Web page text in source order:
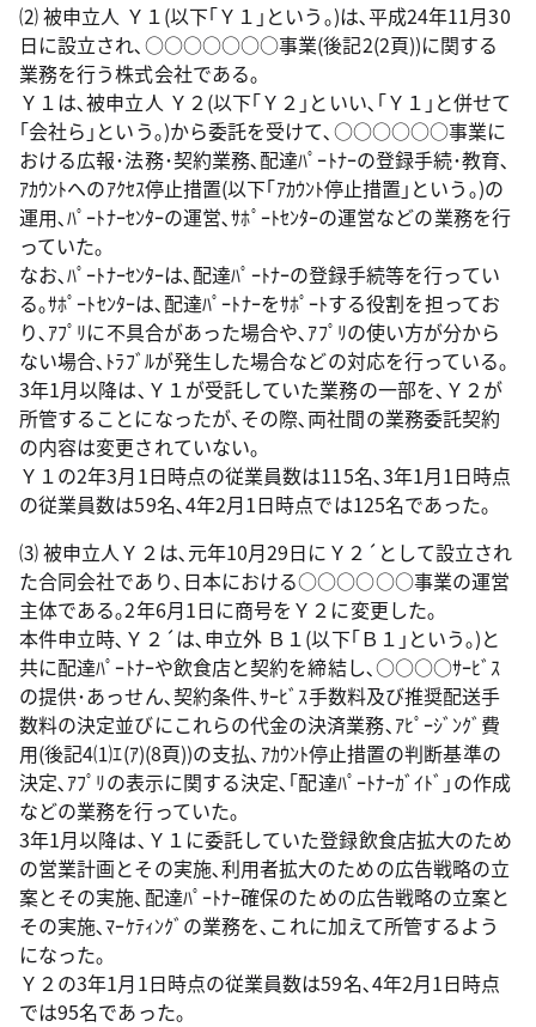
⑵ 被申立人 Ｙ１(以下｢Ｙ１｣という｡)は､平成24年11月30
日に設立され､○○○○○○○事業(後記2(2頁))に関する
業務を行う株式会社である｡
Ｙ１は､被申立人 Ｙ２(以下｢Ｙ２｣といい､｢Ｙ１｣と併せて
｢会社ら｣という｡)から委託を受けて､○○○○○○事業に
おける広報･法務･契約業務､配達ﾊﾟｰﾄﾅｰの登録手続･教育､
ｱｶｳﾝﾄへのｱｸｾｽ停止措置(以下｢ｱｶｳﾝﾄ停止措置｣という｡)の
運用､ﾊﾟｰﾄﾅｰｾﾝﾀｰの運営､ｻﾎﾟｰﾄｾﾝﾀｰの運営などの業務を行
っていた｡
なお､ﾊﾟｰﾄﾅｰｾﾝﾀｰは､配達ﾊﾟｰﾄﾅｰの登録手続等を行ってい
る｡ｻﾎﾟｰﾄｾﾝﾀｰは､配達ﾊﾟｰﾄﾅｰをｻﾎﾟｰﾄする役割を担ってお
り､ｱﾌﾟﾘに不具合があった場合や､ｱﾌﾟﾘの使い方が分から
ない場合､ﾄﾗﾌﾞﾙが発生した場合などの対応を行っている｡
3年1月以降は､Ｙ１が受託していた業務の一部を､Ｙ２が
所管することになったが､その際､両社間の業務委託契約
の内容は変更されていない｡
Ｙ１の2年3月1日時点の従業員数は115名､3年1月1日時点
の従業員数は59名､4年2月1日時点では125名であった｡
⑶ 被申立人Ｙ２は､元年10月29日にＹ２´として設立され
た合同会社であり､日本における○○○○○○事業の運営
主体である｡2年6月1日に商号をＹ２に変更した｡
本件申立時､Ｙ２´は､申立外 Ｂ１(以下｢Ｂ１｣という｡)と
共に配達ﾊﾟｰﾄﾅｰや飲食店と契約を締結し､○○○○ｻｰﾋﾞｽ
の提供･あっせん､契約条件､ｻｰﾋﾞｽ手数料及び推奨配送手
数料の決定並びにこれらの代金の決済業務､ｱﾋﾟｰｼﾞﾝｸﾞ費
用(後記4⑴ｴ(ｱ)(8頁))の支払､ｱｶｳﾝﾄ停止措置の判断基準の
決定､ｱﾌﾟﾘの表示に関する決定､｢配達ﾊﾟｰﾄﾅｰｶﾞｲﾄﾞ｣の作成
などの業務を行っていた｡
3年1月以降は､Ｙ１に委託していた登録飲食店拡大のため
の営業計画とその実施､利用者拡大のための広告戦略の立
案とその実施､配達ﾊﾟｰﾄﾅｰ確保のための広告戦略の立案と
その実施､ﾏｰｹﾃｨﾝｸﾞの業務を､これに加えて所管するよう
になった｡
Ｙ２の3年1月1日時点の従業員数は59名､4年2月1日時点
では95名であった｡